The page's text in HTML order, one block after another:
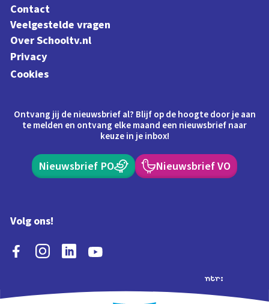
Contact
Veelgestelde vragen
Over Schooltv.nl
Privacy
Cookies
Ontvang jij de nieuwsbrief al? Blijf op de hoogte door je aan
te melden en ontvang elke maand een nieuwsbrief naar
keuze in je inbox!
Nieuwsbrief PO Nieuwsbrief VO
Volg ons!